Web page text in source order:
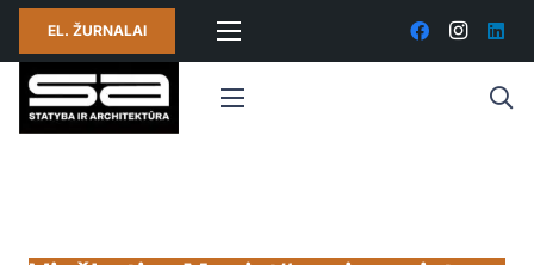
EL. ŽURNALAI